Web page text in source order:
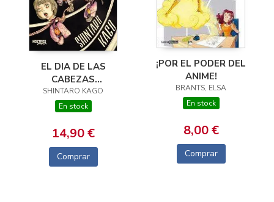
EL DIA DE LAS
CABEZAS
VOLADORAS
SHINTARO KAGO
En stock
14,90 €
Comprar
¡POR EL PODER DEL
ANIME!
BRANTS, ELSA
En stock
8,00 €
Comprar